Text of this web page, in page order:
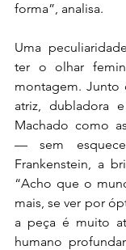
forma”, analisa.
Uma
ter o olhar
montagem. Junto
atriz, dubladora
Machado como
— sem
Frankenstein, a
“Acho que o
mais, se ver por
a peça é muito
humano